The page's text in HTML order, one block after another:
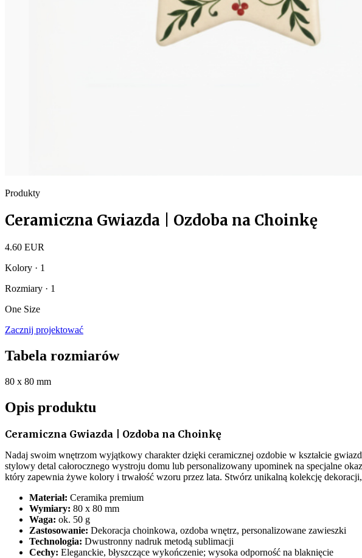
Produkty
Ceramiczna Gwiazda | Ozdoba na Choinkę
4.60 EUR
Kolory · 1
Rozmiary · 1
One Size
Zacznij projektować
Tabela rozmiarów
80 x 80 mm
Opis produktu
Ceramiczna Gwiazda | Ozdoba na Choinkę
Nadaj swoim wnętrzom wyjątkowy charakter dzięki ceramicznej ozdobie w kształcie
stylowy detal całorocznego wystroju domu lub personalizowany upominek na specjalne
który zapewnia żywe kolory i trwałość wzoru przez lata. Stwórz unikalną kolekcję
Materiał: Ceramika premium
Wymiary: 80 x 80 mm
Waga: ok. 50 g
Zastosowanie: Dekoracja choinkowa, ozdoba wnętrz, personalizowane zawieszki
Technologia: Dwustronny nadruk metodą sublimacji
Cechy: Eleganckie, błyszczące wykończenie; wysoka odporność na blaknięcie